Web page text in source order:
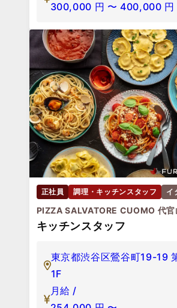
300,000 円 〜 400,000 円
正社員 調理・キッチンスタッフ イ
PIZZA SALVATORE CUOMO 代官
キッチンスタッフ
東京都渋谷区鶯谷町19-19
1F
月給 /